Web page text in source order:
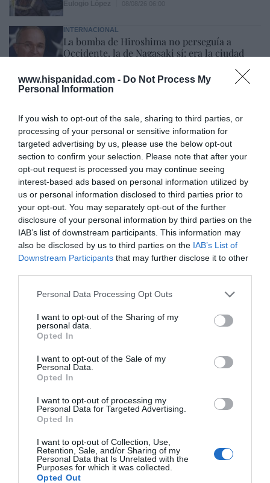
www.hispanidad.com - Do Not Process My
Personal Information
If you wish to opt-out of the sale, sharing to third parties, or
processing of your personal or sensitive information for
targeted advertising by us, please use the below opt-out
section to confirm your selection. Please note that after your
opt-out request is processed you may continue seeing
interest-based ads based on personal information utilized by
us or personal information disclosed to third parties prior to
your opt-out. You may separately opt-out of the further
disclosure of your personal information by third parties on the
IAB’s list of downstream participants. This information may
also be disclosed by us to third parties on the IAB’s List of
Downstream Participants that may further disclose it to other
Personal Data Processing Opt Outs
I want to opt-out of the Sharing of my
personal data.
Opted In
I want to opt-out of the Sale of my
Personal Data.
Opted In
I want to opt-out of processing my
Personal Data for Targeted Advertising.
Opted In
I want to opt-out of Collection, Use,
Retention, Sale, and/or Sharing of my
Personal Data that Is Unrelated with the
Purposes for which it was collected.
Opted Out
INTERNACIONAL
La bomba de Hiroshima no perseguía a
Occidente, la de Nagasaki sí: era la ciudad
Eulogio López 08/08/26 06:00
Marcelo Gullo: “El trabajo de desmitificar la
historia, de poner la verdadera, de
desmontar la falsificación, es un trabajo
cristiano"
por Hispanidad
Artículos anteriores
DIARIO DE LA CORRUPCIÓN SANCHISTA
Diario de la corrupción sanchista. Hazte
“Pedro Sánchez es un criminal”
por Redacción
Artículos anteriores
Opinión
por Eulogio López